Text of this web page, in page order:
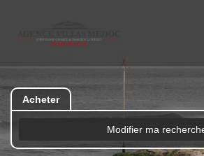
Acheter
Modifier ma